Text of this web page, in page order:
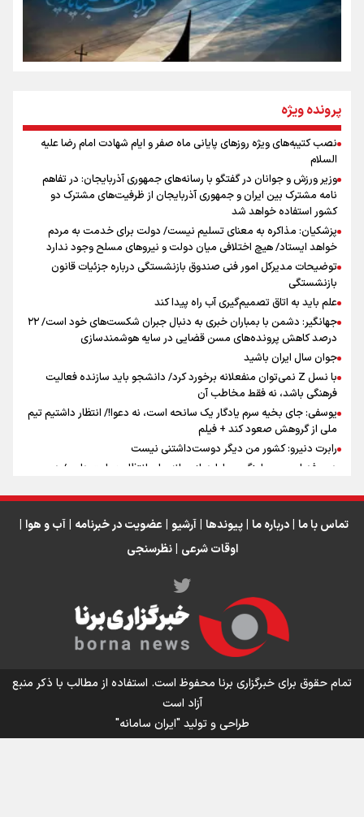
از طلوع خیابان‌ها تا غروب اشک
سه حسرتی که به دلم ماند
مومنِ مقتدرِ مظلوم
اینفو برنا / توصیه‌هایی طلایی برای پیاده روی اربعین
اینفو برنا / جدول کامل فاصله مرز شلمچه تا شهرهای زیارتی
عراق
اینفو برنا/ میزان مالیات بر ارزش افزوده چقدر است؟
پرونده ویژه
نصب کتیبه‌های ویژه روزهای پایانی ماه صفر و ایام شهادت امام رضا علیه
السلام
وزیر ورزش و جوانان در گفتگو با رسانه‌های جمهوری آذربایجان: در تفاهم
نامه مشترک بین ایران و جمهوری آذربایجان از ظرفیت‌های مشترک دو
کشور استفاده خواهد شد
پزشکیان: مذاکره به معنای تسلیم نیست/ دولت برای خدمت به مردم
خواهد ایستاد/ هیچ اختلافی میان دولت و نیروهای مسلح وجود ندارد
توضیحات مدیرکل امور فنی صندوق بازنشستگی درباره جزئیات قانون
بازنشستگی
علم باید به اتاق تصمیم‌گیری آب راه پیدا کند
جهانگیر: دشمن با بمباران خبری به دنبال جبران شکست‌های خود است/ ۲۲
درصد کاهش پرونده‌های مسن قضایی در سایه هوشمندسازی
جوان سال ایران باشید
با نسل Z نمی‌توان منفعلانه برخورد کرد/ دانشجو باید سازنده فعالیت
فرهنگی باشد، نه فقط مخاطب آن
یوسفی: جای بخیه سرم یادگار یک سانحه است، نه دعوا!/ انتظار داشتیم تیم
ملی از گروهش صعود کند + فیلم
رابرت دنیرو: کشور من دیگر دوست‌داشتنی نیست
دبیر فدراسیون بولینگ و بیلیارد: از رسانه ملی انتظار حمایت داریم/ در
تورم ۵۸ درصدی معدن / وقتی هزینه استخراج از توان قیمت‌گذاری سبقت
می‌گیرد/ رشد ۳۰۰ تا ۴۰۰ درصدی مواد ناریه
تقی‌پور: قلعه‌نویی در جام جهانی دنبال نتیجه بود/ هیچ تیمی به اندازه
تماس با ما درباره ما پیوندها آرشیو عضویت در خبرنامه آب و هوا
اوقات شرعی نظرسنجی
تمام حقوق برای خبرگزاری برنا محفوظ است. استفاده از مطالب با ذکر منبع
آزاد است
طراحی و تولید"ایران سامانه"